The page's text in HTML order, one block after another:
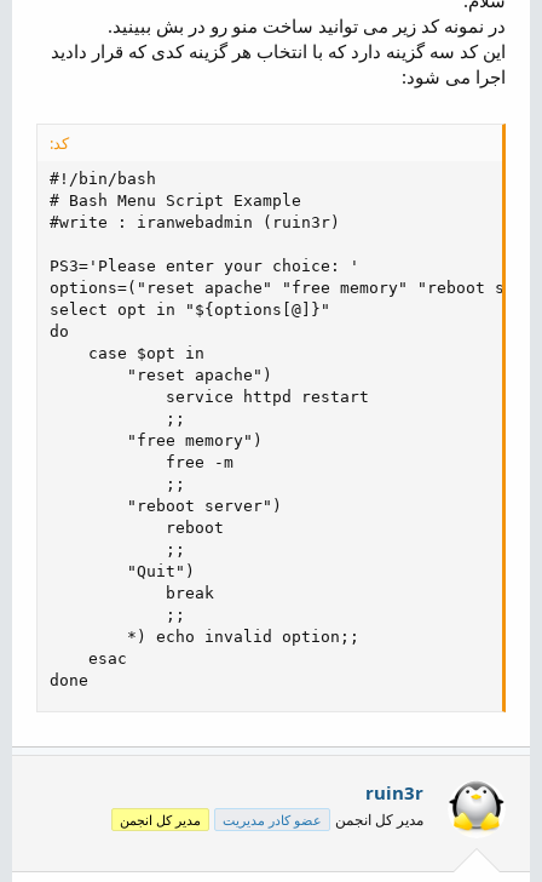
ض
و
ع
در نمونه کد زیر می توانید ساخت منو رو در بش ببینید.
این کد سه گزینه دارد که با انتخاب هر گزینه کدی که قرار دادید
اجرا می شود:
کد:
#!/bin/bash
# Bash Menu Script Example
#write : iranwebadmin (ruin3r)
PS3='Please enter your choice: '
options=("reset apache" "free memory" "reboot
select opt in "${options[@]}"
do
    case $opt in
        "reset apache")
            service httpd restart
            ;;
        "free memory")
            free -m
            ;;
        "reboot server")
            reboot
            ;;
        "Quit")
            break
            ;;
        *) echo invalid option;;
    esac
done
ruin3r
مدیر کل انجمن عضو کادر مدیریت مدیر کل انجمن